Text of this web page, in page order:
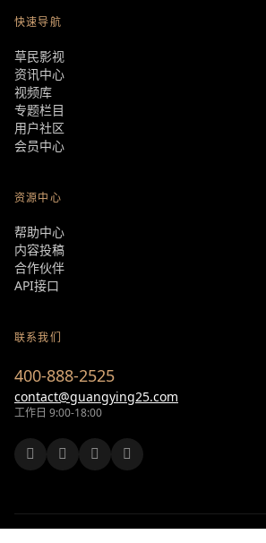
快速导航
草民影视
资讯中心
视频库
专题栏目
用户社区
会员中心
资源中心
帮助中心
内容投稿
合作伙伴
API接口
联系我们
400-888-2525
contact@guangying25.com
工作日 9:00-18:00